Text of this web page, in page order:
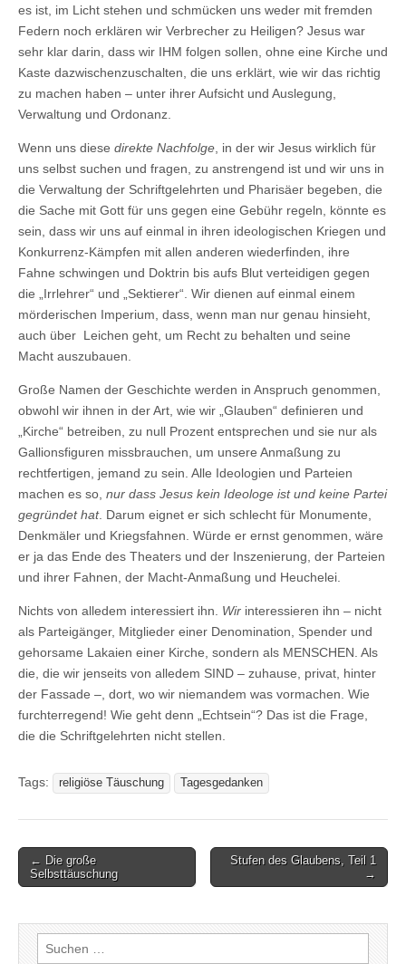
es ist, im Licht stehen und schmücken uns weder mit fremden
Federn noch erklären wir Verbrecher zu Heiligen? Jesus war
sehr klar darin, dass wir IHM folgen sollen, ohne eine Kirche und
Kaste dazwischenzuschalten, die uns erklärt, wie wir das richtig
zu machen haben – unter ihrer Aufsicht und Auslegung,
Verwaltung und Ordonanz.
Wenn uns diese direkte Nachfolge, in der wir Jesus wirklich für
uns selbst suchen und fragen, zu anstrengend ist und wir uns in
die Verwaltung der Schriftgelehrten und Pharisäer begeben, die
die Sache mit Gott für uns gegen eine Gebühr regeln, könnte es
sein, dass wir uns auf einmal in ihren ideologischen Kriegen und
Konkurrenz-Kämpfen mit allen anderen wiederfinden, ihre
Fahne schwingen und Doktrin bis aufs Blut verteidigen gegen
die „Irrlehrer“ und „Sektierer“. Wir dienen auf einmal einem
mörderischen Imperium, dass, wenn man nur genau hinsieht,
auch über Leichen geht, um Recht zu behalten und seine
Macht auszubauen.
Große Namen der Geschichte werden in Anspruch genommen,
obwohl wir ihnen in der Art, wie wir „Glauben“ definieren und
„Kirche“ betreiben, zu null Prozent entsprechen und sie nur als
Gallionsfiguren missbrauchen, um unsere Anmaßung zu
rechtfertigen, jemand zu sein. Alle Ideologien und Parteien
machen es so, nur dass Jesus kein Ideologe ist und keine Partei
gegründet hat. Darum eignet er sich schlecht für Monumente,
Denkmäler und Kriegsfahnen. Würde er ernst genommen, wäre
er ja das Ende des Theaters und der Inszenierung, der Parteien
und ihrer Fahnen, der Macht-Anmaßung und Heuchelei.
Nichts von alledem interessiert ihn. Wir interessieren ihn – nicht
als Parteigänger, Mitglieder einer Denomination, Spender und
gehorsame Lakaien einer Kirche, sondern als MENSCHEN. Als
die, die wir jenseits von alledem SIND – zuhause, privat, hinter
der Fassade –, dort, wo wir niemandem was vormachen. Wie
furchterregend! Wie geht denn „Echtsein“? Das ist die Frage,
die die Schriftgelehrten nicht stellen.
Tags: religiöse Täuschung Tagesgedanken
Post
navigation
← Die große
Selbsttäuschung
Stufen des Glaubens, Teil 1
→
Suchen